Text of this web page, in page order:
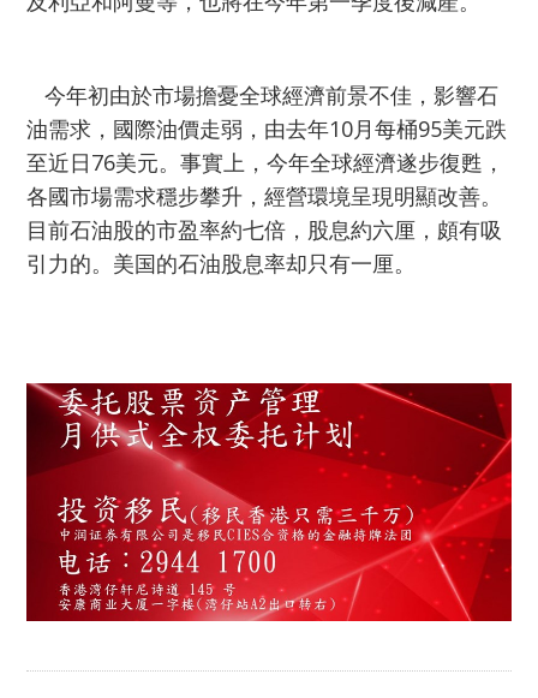
今年初由於市場擔憂全球經濟前景不佳，影響石
油需求，國際油價走弱，由去年10月每桶95美元跌
至近日76美元。事實上，今年全球經濟遂步復甦，
各國市場需求穩步攀升，經營環境呈現明顯改善。
目前石油股的市盈率約七倍，股息約六厘，頗有吸
引力的。美国的石油股息率却只有一厘。